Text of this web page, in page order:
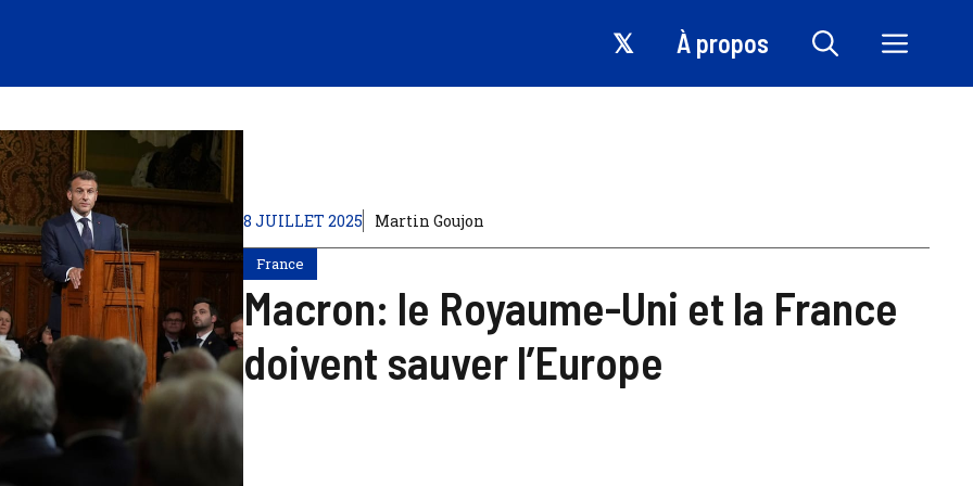
𝕏 À propos
8 JUILLET 2025 Martin Goujon
France
Macron: le Royaume-Uni et la France
doivent sauver l’Europe